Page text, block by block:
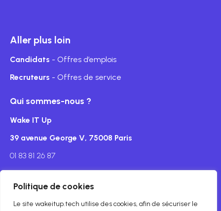
Politique de cookies
Le site wakeitup.tech utilise des cookies, afin de sécuriser le
Aller plus loin
Candidats - Offres d’emplois
Recruteurs - Offres de service
Qui sommes-nous ?
Wake IT Up
39 avenue George V, 75008 Paris
01 83 81 26 87